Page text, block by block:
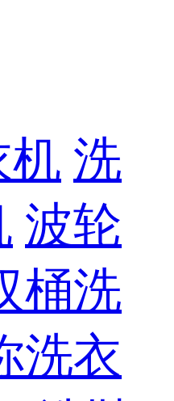
机 洗
波轮
桶洗
洗衣